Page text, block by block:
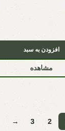
افزودن به سبد
مشاهده
2
3
→